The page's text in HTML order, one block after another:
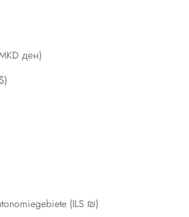
ден)
(ILS ₪)